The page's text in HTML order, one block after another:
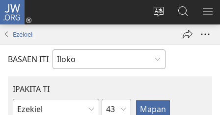
JW.ORG
Baliwan
lengguahe
ti
site
Ag-
log
(manglukat
iti
Agbirok
iti
JW.ORG
Ezekiel
BASAEN ITI
IPAKITA TI
Kapitulo